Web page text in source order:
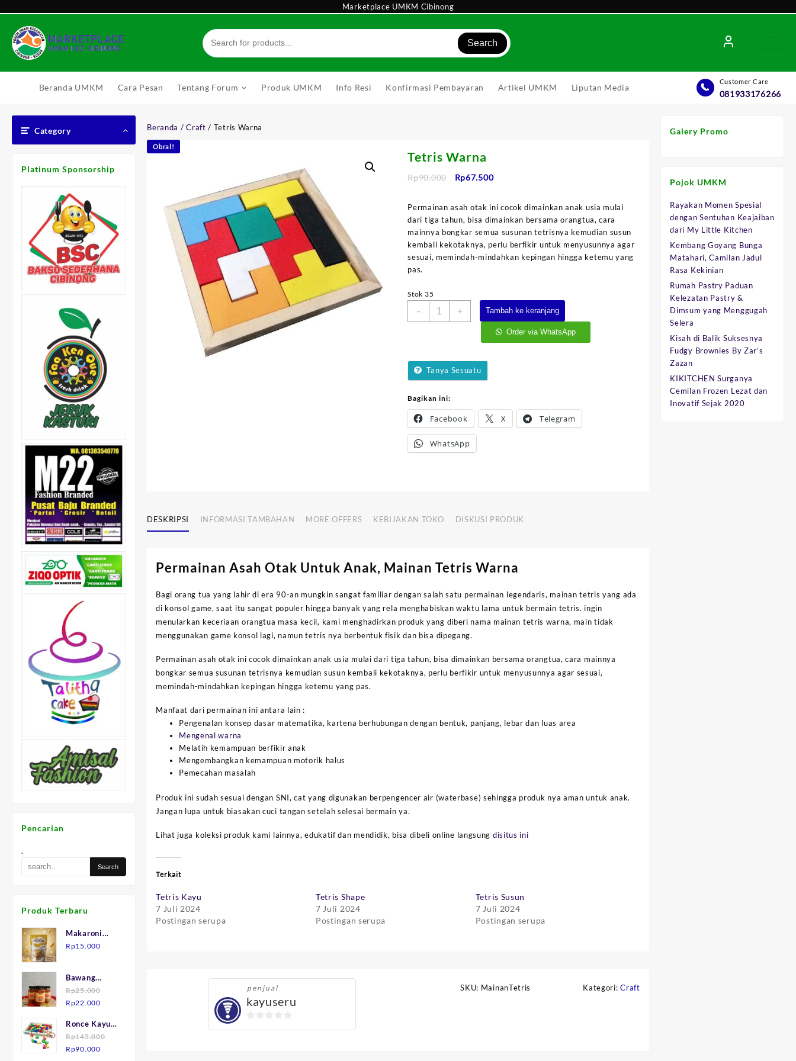
content
Marketplace UMKM Cibinong
Search
Beranda UMKM Cara Pesan Tentang Forum Produk UMKM Info Resi Konfirmasi Pembayaran Artikel UMKM Liputan Media
Customer Care
081933176266
Category
Platinum Sponsorship
Pencarian
.
Produk Terbaru
Makaroni
Keju "Mak
Rp15.000
Bawang
Goreng asli
Brebes.
Rp25.000
Harga
adalah:
Rp25.000.
Rp22.000Harga
ini
adalah:
Rp22.000.
Ronce Kayu
isi 75
Rp145.000
Harga
Rp90.000Harga
Beranda /Craft / Tetris Warna
Obral!
Tetris Warna
Rp90.000
Harga
adalah:
Rp90.000.
Rp67.500Harga
ini
adalah:
Permainan asah otak ini cocok dimainkan anak usia mulai
dari tiga tahun, bisa dimainkan bersama orangtua, cara
mainnya bongkar semua susunan tetrisnya kemudian susun
kembali kekotaknya, perlu berfikir untuk menyusunnya agar
sesuai, memindah-mindahkan kepingan hingga ketemu yang
pas.
Stok 35
-
Kuantitas+ Tambah ke keranjang
Order via WhatsApp
Tanya Sesuatu
Bagikan ini:
Facebook X Telegram
WhatsApp
DESKRIPSI INFORMASI TAMBAHAN MORE OFFERS KEBIJAKAN TOKO DISKUSI PRODUK
Permainan Asah Otak Untuk Anak, Mainan Tetris Warna
Bagi orang tua yang lahir di era 90-an mungkin sangat familiar dengan salah satu permainan legendaris, mainan tetris yang ada
di konsol game, saat itu sangat populer hingga banyak yang rela menghabiskan waktu lama untuk bermain tetris. ingin
menularkan keceriaan orangtua masa kecil, kami menghadirkan produk yang diberi nama mainan tetris warna, main tidak
menggunakan game konsol lagi, namun tetris nya berbentuk fisik dan bisa dipegang.
Permainan asah otak ini cocok dimainkan anak usia mulai dari tiga tahun, bisa dimainkan bersama orangtua, cara mainnya
bongkar semua susunan tetrisnya kemudian susun kembali kekotaknya, perlu berfikir untuk menyusunnya agar sesuai,
memindah-mindahkan kepingan hingga ketemu yang pas.
Manfaat dari permainan ini antara lain :
Pengenalan konsep dasar matematika, kartena berhubungan dengan bentuk, panjang, lebar dan luas area
Mengenal warna
Melatih kemampuan berfikir anak
Mengembangkan kemampuan motorik halus
Pemecahan masalah
Produk ini sudah sesuai dengan SNI, cat yang digunakan berpengencer air (waterbase) sehingga produk nya aman untuk anak.
Jangan lupa untuk biasakan cuci tangan setelah selesai bermain ya.
Lihat juga koleksi produk kami lainnya, edukatif dan mendidik, bisa dibeli online langsung disitus ini
Terkait
Tetris Kayu
7 Juli 2024
Postingan serupa
Tetris Shape
7 Juli 2024
Postingan serupa
Tetris Susun
7 Juli 2024
Postingan serupa
penjual
kayuseru
SKU: MainanTetris Kategori:Craft
Galery Promo
Pojok UMKM
Rayakan Momen Spesial
dengan Sentuhan Keajaiban
dari My Little Kitchen
Kembang Goyang Bunga
Matahari, Camilan Jadul
Rasa Kekinian
Rumah Pastry Paduan
Kelezatan Pastry &
Dimsum yang Menggugah
Selera
Kisah di Balik Suksesnya
Fudgy Brownies By Zar’s
Zazan
KIKITCHEN Surganya
Cemilan Frozen Lezat dan
Inovatif Sejak 2020